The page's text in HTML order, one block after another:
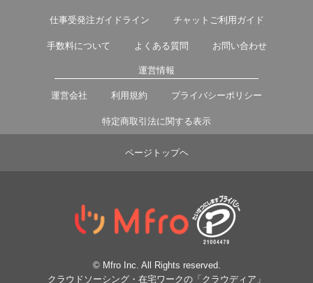
仕事受発注ガイドライン チャットご利用ガイド
手数料について よくある質問 お問い合わせ
運営情報
運営会社 利用規約 プライバシーポリシー
特定商取引法に関する表示
ページトップヘ
© Mfro Inc. All Rights reserved.
クラウドソーシング・在宅ワークの「クラウディア」